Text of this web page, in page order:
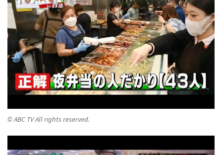
© ABC TV All rights reserved.